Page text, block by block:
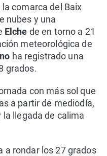
comarca del Baix
nubes y una
Elche de en torno a 21
meteorológica de
ha registrado una
grados.
con más sol que
a partir de mediodía,
llegada de calima
a rondar los 27 grados